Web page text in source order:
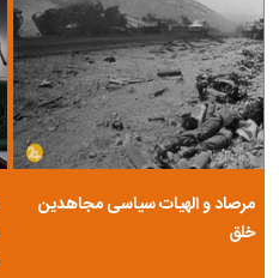
مرصاد و الهیات سیاسی مجاهدین
خلق